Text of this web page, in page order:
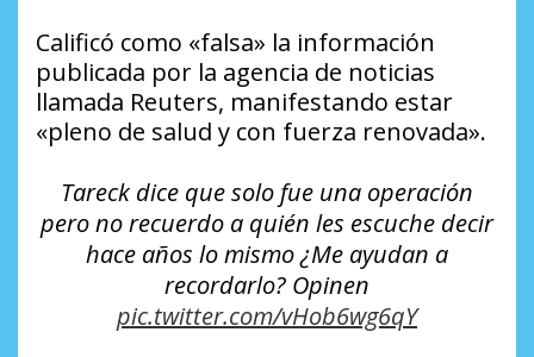
Calificó como «falsa» la información
publicada por la agencia de noticias
llamada Reuters, manifestando estar
«pleno de salud y con fuerza renovada».
Tareck dice que solo fue una operación
pero no recuerdo a quién les escuche decir
hace años lo mismo ¿Me ayudan a
recordarlo? Opinen
pic.twitter.com/vHob6wg6qY